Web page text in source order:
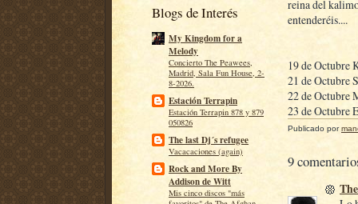
Blogs de Interés
My Kingdom for a
Melody
Concierto The Peawees,
Madrid, Sala Fun House, 2-
8-2026.
Estación Terrapin
Estación Terrapin 878 y 879
050826
The last Dj´s refugee
Vacacaciones (again)
Rock and More By
Addison de Witt
Mis cinco discos "más
reina del
entenderéis....
19 de Octubre
21 de Octubre
22 de Octubre
23 de Octubre
Publicado por
9